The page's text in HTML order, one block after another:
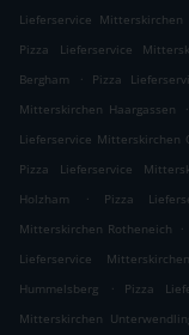
Lieferservice Mitterskirchen
Pizza Lieferservice
Bergham
. Pizza
Mitterskirchen Haargassen
.
Lieferservice Mitterskirchen
Pizza Lieferservice
Holzham
. Pizza
Mitterskirchen Rotheneich
.
Lieferservice
Hummelsberg
. Pizza
Mitterskirchen